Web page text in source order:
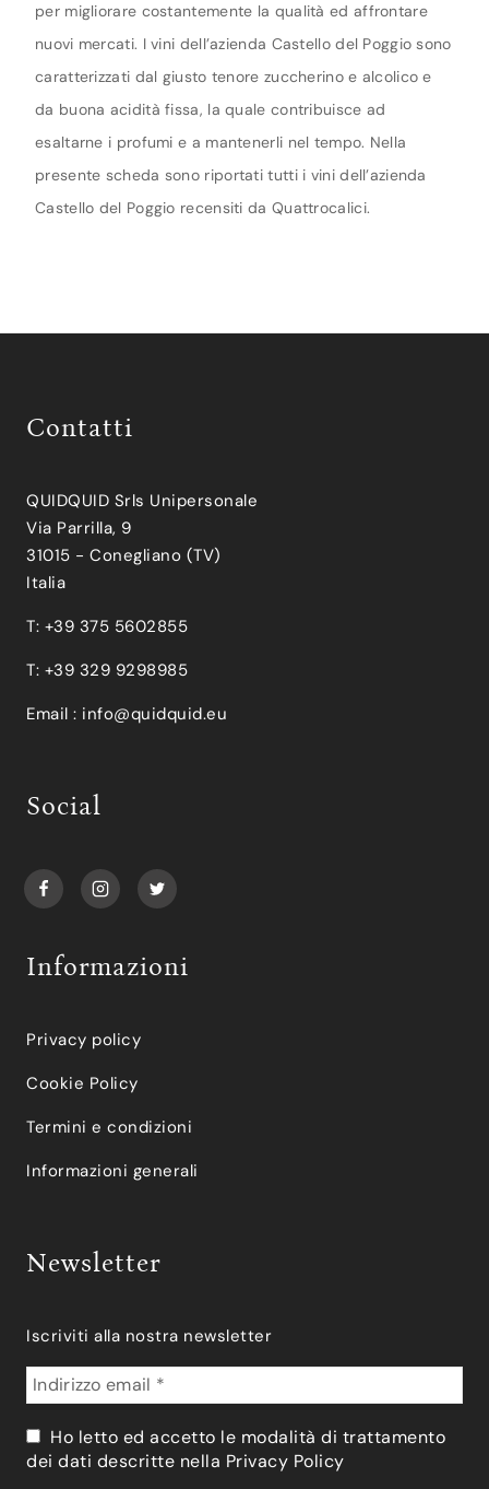
per migliorare costantemente la qualità ed affrontare
nuovi mercati. I vini dell’azienda Castello del Poggio sono
caratterizzati dal giusto tenore zuccherino e alcolico e
da buona acidità fissa, la quale contribuisce ad
esaltarne i profumi e a mantenerli nel tempo. Nella
presente scheda sono riportati tutti i vini dell’azienda
Castello del Poggio recensiti da Quattrocalici.
Contatti
QUIDQUID Srls Unipersonale
Via Parrilla, 9
31015 - Conegliano (TV)
Italia
T: +39 375 5602855
T: +39 329 9298985
Email : info@quidquid.eu
Social
Informazioni
Privacy policy
Cookie Policy
Termini e condizioni
Informazioni generali
Newsletter
Iscriviti alla nostra newsletter
Ho letto ed accetto le modalità di trattamento
dei dati descritte nella Privacy Policy